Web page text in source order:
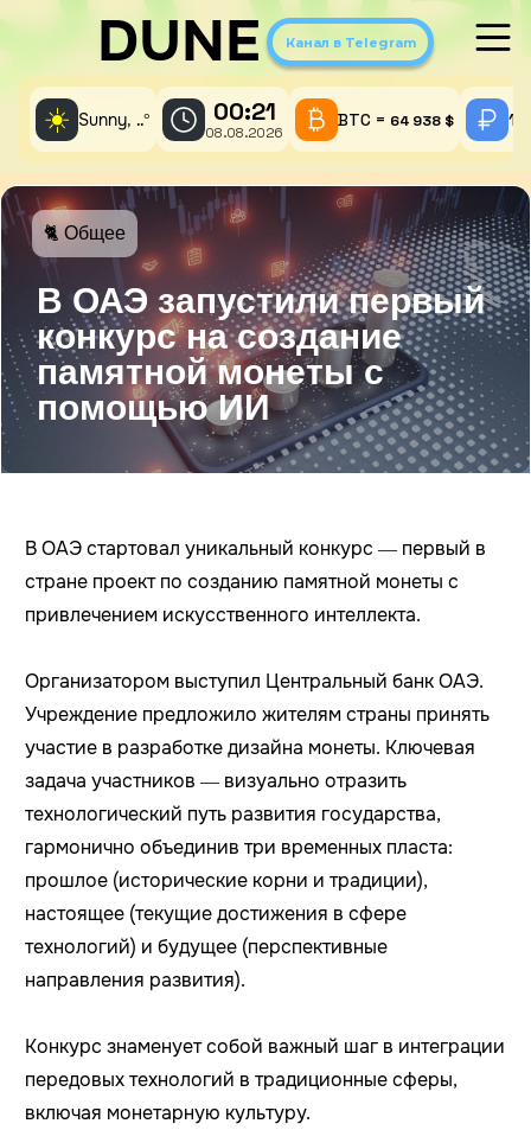
DUNE Канал в Telegram
☀️ Sunny, ..° 00:21
08.08.2026
BTC = 64 938 $ 1
В ОАЭ запустили первый
конкурс на создание
памятной монеты с
помощью ИИ
🐈 Общее
В ОАЭ стартовал уникальный конкурс — первый в
стране проект по созданию памятной монеты с
привлечением искусственного интеллекта.
Организатором выступил Центральный банк ОАЭ.
Учреждение предложило жителям страны принять
участие в разработке дизайна монеты. Ключевая
задача участников — визуально отразить
технологический путь развития государства,
гармонично объединив три временных пласта:
прошлое (исторические корни и традиции),
настоящее (текущие достижения в сфере
технологий) и будущее (перспективные
направления развития).
Конкурс знаменует собой важный шаг в интеграции
передовых технологий в традиционные сферы,
включая монетарную культуру.